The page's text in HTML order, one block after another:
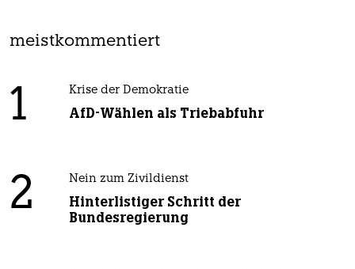
meistkommentiert
1 Krise der Demokratie
AfD-Wählen als Triebabfuhr
2 Nein zum Zivildienst
Hinterlistiger Schritt der
Bundesregierung